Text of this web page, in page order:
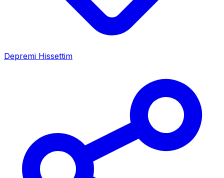
Depremi Hissettim